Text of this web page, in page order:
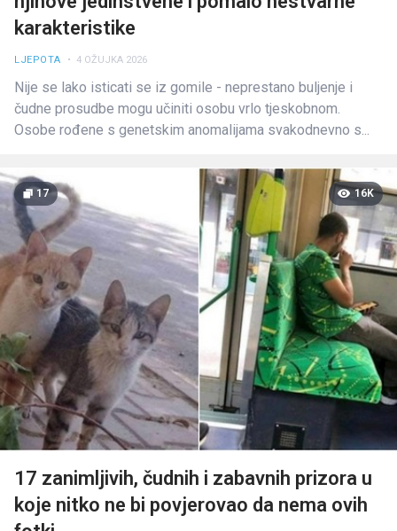
karakteristike
LJEPOTA • 4 OŽUJKA 2026
Nije se lako isticati se iz gomile - neprestano buljenje i
čudne prosudbe mogu učiniti osobu vrlo tjeskobnom.
Osobe rođene s genetskim anomalijama svakodnevno s...
17 16K
17 zanimljivih, čudnih i zabavnih prizora u
koje nitko ne bi povjerovao da nema ovih